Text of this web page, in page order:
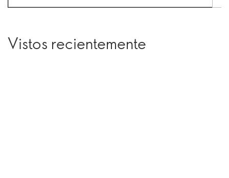
Vistos recientemente